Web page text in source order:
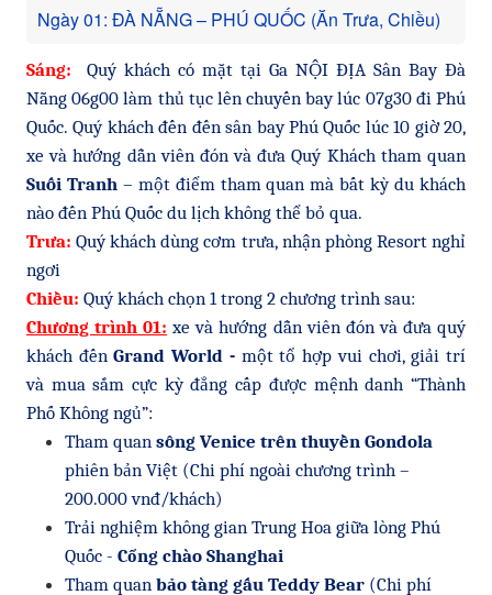
Ngày 01: ĐÀ NẴNG – PHÚ QUỐC (Ăn Trưa, Chiều)
Sáng:
Quý khách có mặt tại Ga NỘI ĐỊA Sân Bay Đà
Nẵng 06g00 làm thủ tục lên chuyến bay lúc 07g30 đi Phú
Quốc. Quý khách đến đến sân bay Phú Quốc lúc 10 giờ 20,
xe và hướng dẫn viên đón và đưa Quý Khách tham quan
Suối Tranh– một điểm tham quan mà bất kỳ du khách
nào đến Phú Quốc du lịch không thể bỏ qua.
Trưa: Quý khách dùng cơm trưa, nhận phòng Resort nghỉ
ngơi
Chiều: Quý khách chọn 1 trong 2 chương trình sau:
Chương trình 01: xe và hướng dẫn viên đón và đưa quý
khách đếnGrand World - một tổ hợp vui chơi, giải trí
và mua sắm cực kỳ đẳng cấp được mệnh danh “Thành
Phố Không ngủ”:
Tham quan sông Venice trên thuyền Gondola
phiên bản Việt (Chi phí ngoài chương trình –
200.000 vnđ/khách)
Trải nghiệm không gian Trung Hoa giữa lòng Phú
Quốc - Cổng chào Shanghai
Tham quan bảo tàng gấu Teddy Bear (Chi phí